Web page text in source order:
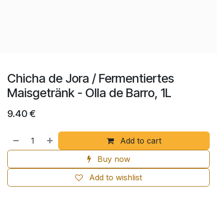
Chicha de Jora / Fermentiertes
Maisgetränk - Olla de Barro, 1L
9.40 €
Add to cart
Buy now
Add to wishlist